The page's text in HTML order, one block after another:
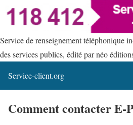
Service de renseignement téléphonique
des services publics, édité par néo
Service-client.org
Comment contacter E-